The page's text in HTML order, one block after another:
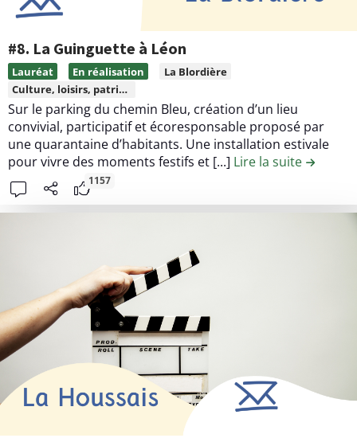
#8. La Guinguette à Léon
L
i
r
e
l
e
c
o
d
e
l
c
Lauréat En réalisation
La Blordière
Culture, loisirs, patrimoine
Sur le parking du chemin Bleu, création d’un lieu
convivial, participatif et écoresponsable proposé par
une quarantaine d’habitants. Une installation estivale
pour vivre des moments festifs et [...] Lire la suite de la
1157